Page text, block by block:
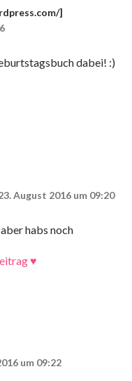
]
dabei! :)
August 2016 um 09:20
habs noch
♥
um 09:22